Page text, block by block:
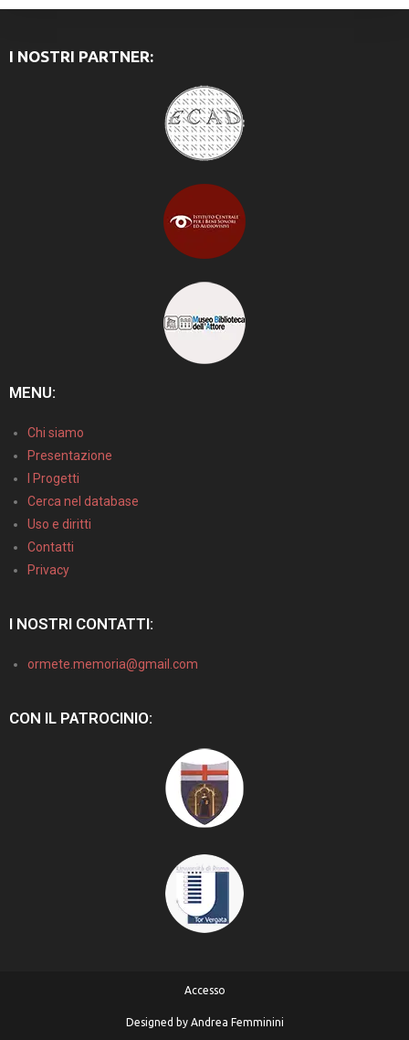
I NOSTRI PARTNER:
MENU:
Chi siamo
Presentazione
I Progetti
Cerca nel database
Uso e diritti
Contatti
Privacy
I NOSTRI CONTATTI:
ormete.memoria@gmail.com
CON IL PATROCINIO:
Accesso
Designed by Andrea Femminini